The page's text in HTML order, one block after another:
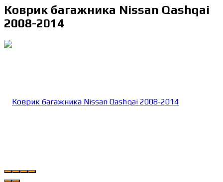
Коврик багажника Nissan Qashqai
2008-2014